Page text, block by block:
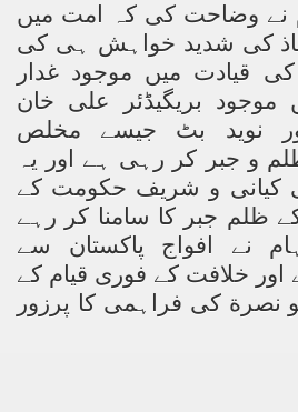
نے وضاحت کی کہ امت میں
کی شدید خواہش ہی کی
قیادت میں موجود غدار
موجود بریگیڈئر علی خان
نوید بٹ جیسے مخلص
و جبر کر رہی ہے اور یہ
کیانی و شریف حکومت کے
ظلم جبر کا سامنا کر رہے
نے افواج پاکستان سے
خلافت کے فوری قیام کے
نصر ة کی فراہمی کا پرزور